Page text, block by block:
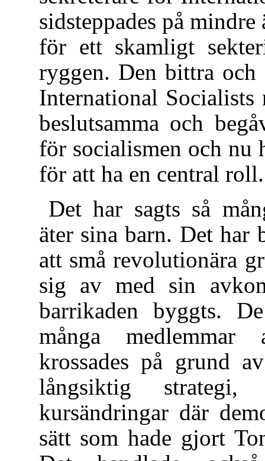
sidsteppades på
för ett skamligt
ryggen. Den bittra
International
beslutsamma och
för socialismen och nu
för att ha en central roll.
Det har sagts så
äter sina barn. Det har
att små revolutionära
sig av med sin
barrikaden byggts.
många medlemmar
krossades på grund
långsiktig
kursändringar där
sätt som hade gjort